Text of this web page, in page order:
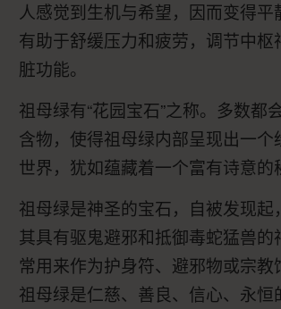
人感觉到生机与希望，因而变得平
有助于舒缓压力和疲劳，调节中枢
脏功能。
祖母绿有“花园宝石”之称。多数都
含物，使得祖母绿内部呈现出一个
世界，犹如蕴藏着一个富有诗意的
祖母绿是神圣的宝石，自被发现起
其具有驱鬼避邪和抵御毒蛇猛兽的
常用来作为护身符、避邪物或宗教
祖母绿是仁慈、善良、信心、永恒